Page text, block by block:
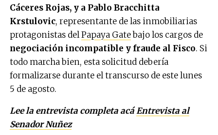
Cáceres Rojas, y a Pablo Bracchitta
Krstulovic, representante de las inmobiliarias
protagonistas delPapaya Gatebajo los cargos de
negociación incompatible y fraude al Fisco. Si
todo marcha bien, esta solicitud debería
formalizarse durante el transcurso de este lunes
5 de agosto.
Lee la entrevista completa acáEntrevista al
Senador Nuñez